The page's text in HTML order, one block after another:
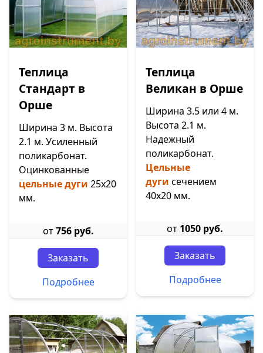
Теплица
Стандарт в
Орше
Ширина 3 м. Высота
2.1 м. Усиленный
поликарбонат.
Оцинкованные
цельные дуги 25х20
мм.
от756 руб.
Заказать
Подробнее
Теплица
Великан в Орше
Ширина 3.5 или 4 м.
Высота 2.1 м.
Надежный
поликарбонат.
Цельные
дуги сечением
40х20 мм.
от 1050 руб.
Заказать
Подробнее